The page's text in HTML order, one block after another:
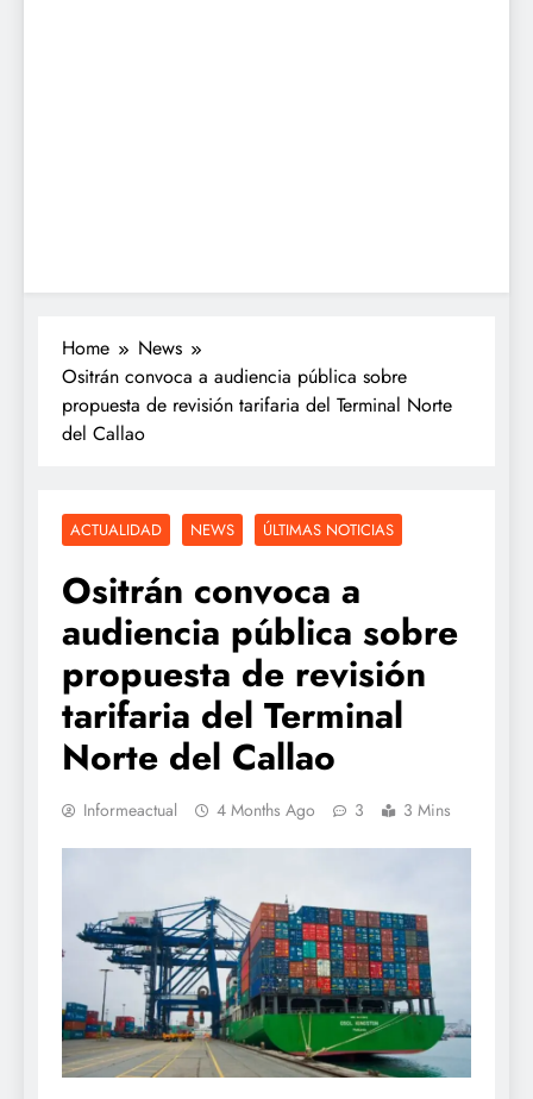
Home
News
Ositrán convoca a audiencia pública sobre
propuesta de revisión tarifaria del Terminal Norte
del Callao
ACTUALIDAD NEWS ÚLTIMAS NOTICIAS
Ositrán convoca a
audiencia pública sobre
propuesta de revisión
tarifaria del Terminal
Norte del Callao
Informeactual 4 Months Ago 3 3 Mins